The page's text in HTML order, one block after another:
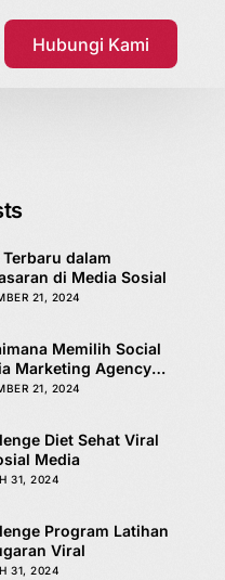
Hubungi Kami
Terbaru dalam
di Media Sosial
21, 2024
Memilih Social
Marketing Agency
Tepat21, 2024
Diet Sehat Viral
Media
31, 2024
Program Latihan
Viral
31, 2024